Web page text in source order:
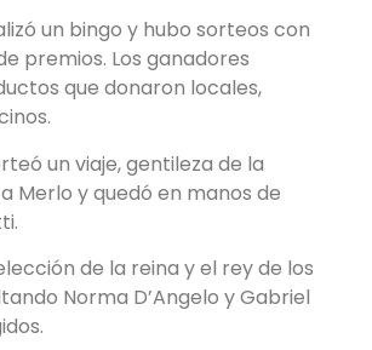
un bingo y hubo sorteos con
premios. Los ganadores
que donaron locales,
un viaje, gentileza de la
Merlo y quedó en manos de
de la reina y el rey de los
Norma D’Angelo y Gabriel